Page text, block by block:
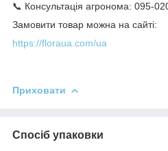
📞 Консультація агронома: 095-
Замовити товар можна на сайті:
https://floraua.com/ua
Приховати
Спосіб упаковки